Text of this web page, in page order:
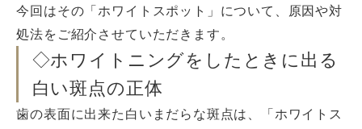
今回はその「ホワイトスポット」について、原因や対
処法をご紹介させていただきます。
◇ホワイトニングをしたときに出る
白い斑点の正体
歯の表面に出来た白いまだらな斑点は、「ホワイトス